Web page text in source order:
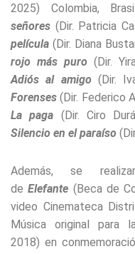
2025) Colombia,
señores (Dir. Patricia
película (Dir. Diana
rojo más puro (Dir.
Adiós al amigo (Dir.
Forenses (Dir. Federico
La paga (Dir. Ciro
Silencio en el paraíso
Además, se
deElefante (Beca de
video Cinemateca
Música original para
2018) en